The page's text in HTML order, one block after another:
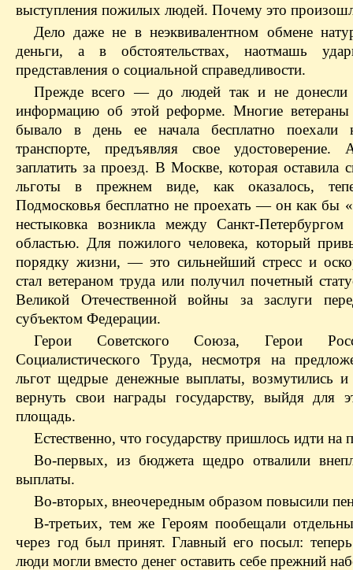
выступления пожилых людей. Почему это
Дело даже не в неэквивалентном обмене
деньги, а в обстоятельствах, наотмашь
представления о социальной справедливости.
Прежде всего — до людей так и не донесли
информацию об этой реформе. Многие
бывало в день ее начала бесплатно поехали
транспорте, предъявляя свое
заплатить за проезд. В Москве, которая оставила
льготы в прежнем виде, как оказалось,
Подмосковья бесплатно не проехать — он как бы
нестыковка возникла между Санкт-
областью. Для пожилого человека, который
порядку жизни, — это сильнейший стресс и
стал ветераном труда или получил почетный
Великой Отечественной войны за заслуги
субъектом Федерации.
Герои Советского Союза, Герои
Социалистического Труда, несмотря на
льгот щедрые денежные выплаты, возмутились
вернуть свои награды государству, выйдя для
площадь.
Естественно, что государству пришлось идти на
Во-первых, из бюджета щедро отвалили
выплаты.
Во-вторых, внеочередным образом повысили
В-третьих, тем же Героям пообещали
через год был принят. Главный его посыл:
люди могли вместо денег оставить себе прежний